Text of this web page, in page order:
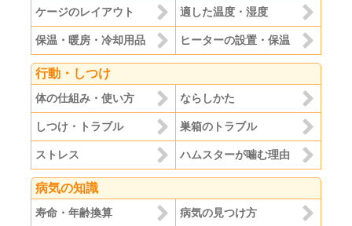
ケージのレイアウト 適した温度・湿度
保温・暖房・冷却用品 ヒーターの設置・保温
行動・しつけ
体の仕組み・使い方 ならしかた
しつけ・トラブル 巣箱のトラブル
ストレス ハムスターが噛む理由
病気の知識
寿命・年齢換算 病気の見つけ方